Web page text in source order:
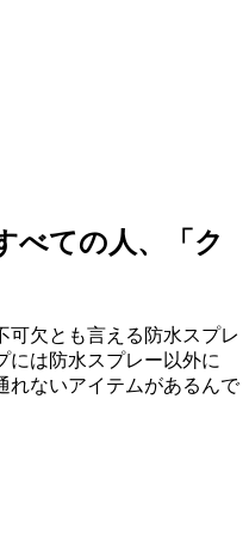
べての人、「ク
可欠とも言える防水スプレ
には防水スプレー以外に
れないアイテムがあるんで